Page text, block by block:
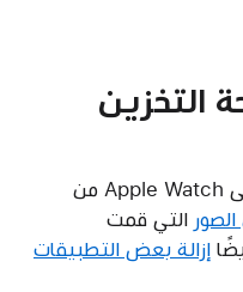
التخزين
يمكنك توفير مساحة التخزين على Apple Watch من
التي قمت
إزالة بعض التطبيقات